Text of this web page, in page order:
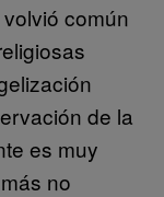
común
de la
es muy
no